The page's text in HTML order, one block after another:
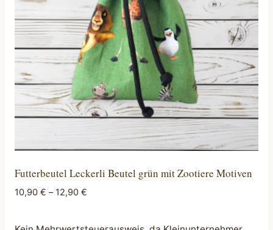
können
auf
der
Produktseite
gewählt
werden
Futterbeutel Leckerli Beutel grün mit Zootiere Motiven
10,90 € –12,90 €